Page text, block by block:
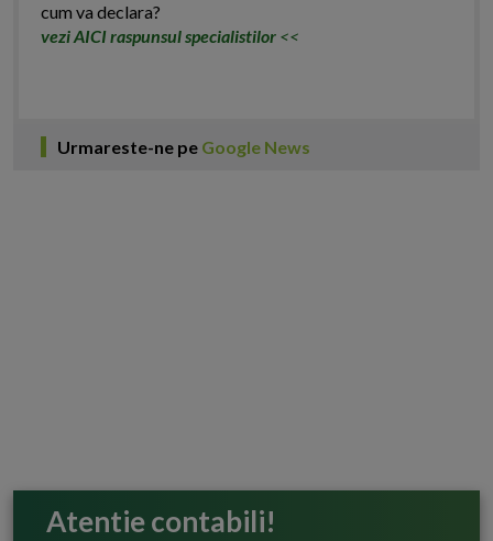
cum va declara?
vezi AICI raspunsul specialistilor <<
Urmareste-ne pe Google News
Atentie contabili!